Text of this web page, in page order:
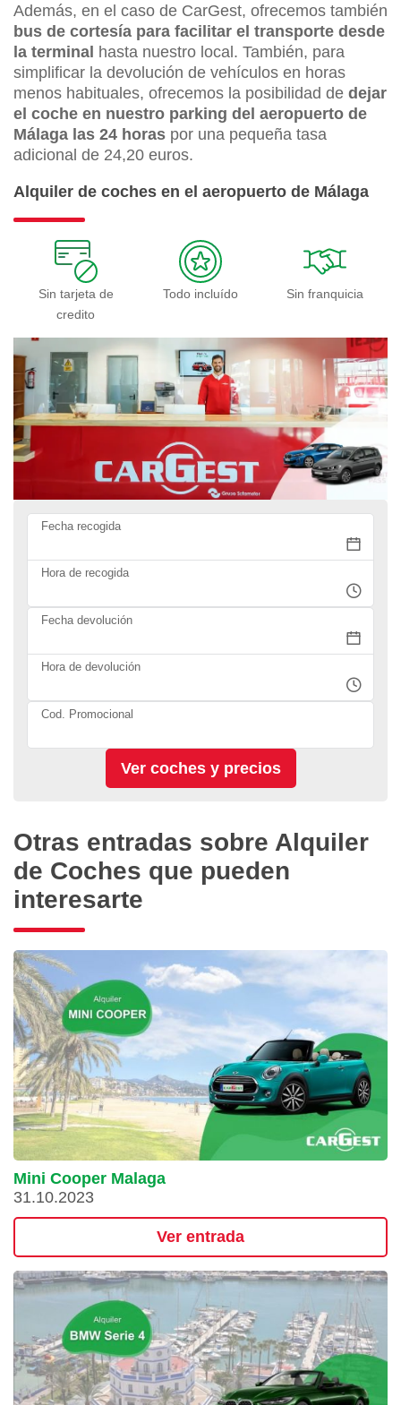
Además, en el caso de CarGest, ofrecemos también
bus de cortesía para facilitar el transporte desde
la terminal hasta nuestro local. También, para
simplificar la devolución de vehículos en horas
menos habituales, ofrecemos la posibilidad de dejar
el coche en nuestro parking del aeropuerto de
Málaga las 24 horas por una pequeña tasa
adicional de 24,20 euros.
Alquiler de coches en el aeropuerto de Málaga
Sin tarjeta de
credito
Todo incluído Sin franquicia
Fecha recogida
Hora de recogida
Fecha devolución
Hora de devolución
Cod. Promocional
Otras entradas sobre Alquiler
de Coches que pueden
interesarte
Mini Cooper Malaga
31.10.2023
Ver entrada